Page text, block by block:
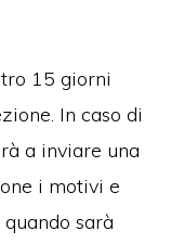
15 giorni
In caso di
a inviare una
i motivi e
sarà